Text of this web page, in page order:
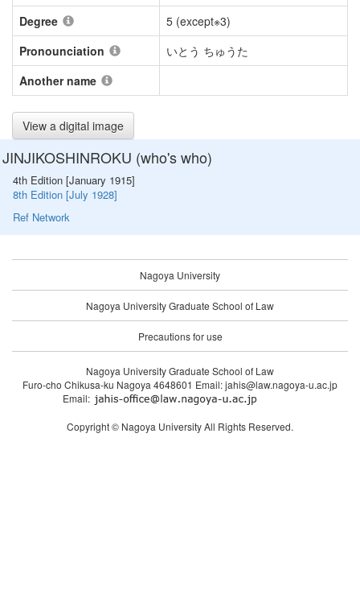
Degree
5 (except※3)
Pronounciation
いとう ちゅうた
Another name
View a digital image
JINJIKOSHINROKU (who's who)
4th Edition [January 1915]
8th Edition [July 1928]
Ref Network
Nagoya University
Nagoya University Graduate School of Law
Precautions for use
Nagoya University Graduate School of Law
Furo-cho Chikusa-ku Nagoya 4648601 Email: jahis@law.nagoya-u.ac.jp
Email:
Copyright © Nagoya University All Rights Reserved.